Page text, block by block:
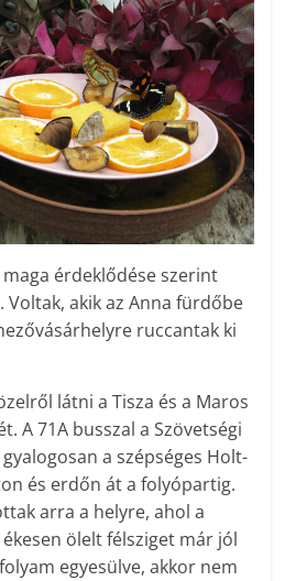
érdeklődése szerint
akik az Anna fürdőbe
ruccantak ki
látni a Tisza és a Maros
A 71A busszal a Szövetségi
a szépséges Holt-
és erdőn át a folyópartig.
arra a helyre, ahol a
ölelt félsziget már jól
egyesülve, akkor nem